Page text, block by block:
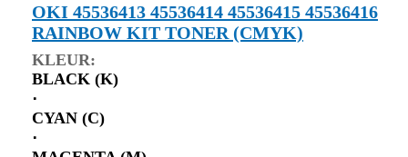
OKI 45536413 45536414 45536415 45536416
RAINBOW KIT TONER (CMYK)
KLEUR:
BLACK (K)
⋅
CYAN (C)
⋅